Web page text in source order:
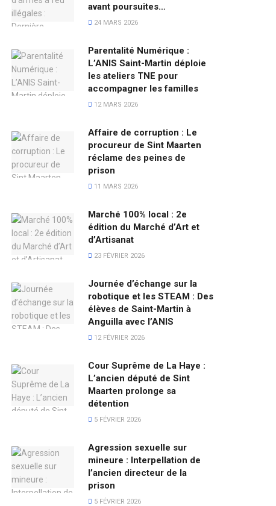
avant poursuites…
24 MARS 2026
Parentalité Numérique :
L’ANIS Saint-Martin déploie
les ateliers TNE pour
accompagner les familles
12 MARS 2026
Affaire de corruption : Le
procureur de Sint Maarten
réclame des peines de
prison
11 MARS 2026
Marché 100% local : 2e
édition du Marché d’Art et
d’Artisanat
23 FÉVRIER 2026
Journée d’échange sur la
robotique et les STEAM : Des
élèves de Saint-Martin à
Anguilla avec l’ANIS
12 FÉVRIER 2026
Cour Suprême de La Haye :
L’ancien député de Sint
Maarten prolonge sa
détention
5 FÉVRIER 2026
Agression sexuelle sur
mineure : Interpellation de
l’ancien directeur de la
prison
5 FÉVRIER 2026